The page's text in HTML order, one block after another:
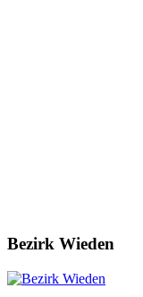
Bezirk Wieden